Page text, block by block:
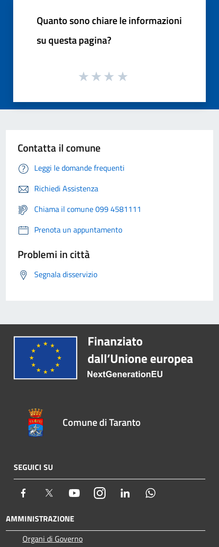
Quanto sono chiare le informazioni
su questa pagina?
Contatta il comune
Leggi le domande frequenti
Richiedi Assistenza
Chiama il comune 099 4581111
Prenota un appuntamento
Problemi in città
Segnala disservizio
Comune di Taranto
SEGUICI SU
Facebook Twitter YoutubeInstagram LinkedIn
AMMINISTRAZIONE
Organi di Governo